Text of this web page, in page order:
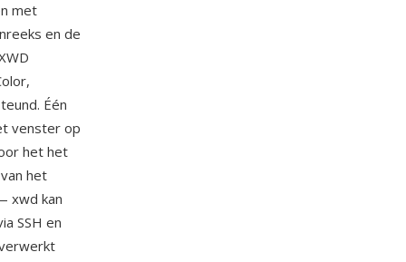
met
en de
Één
venster op
het het
het
xwd kan
SSH en